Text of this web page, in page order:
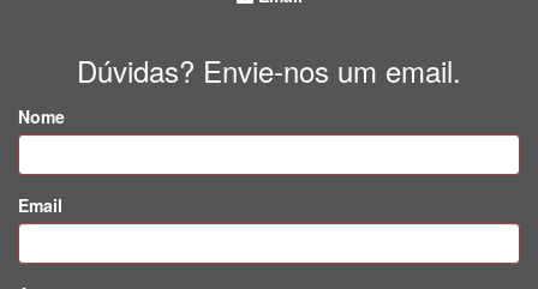
Dúvidas? Envie-nos um email.
Nome
Email